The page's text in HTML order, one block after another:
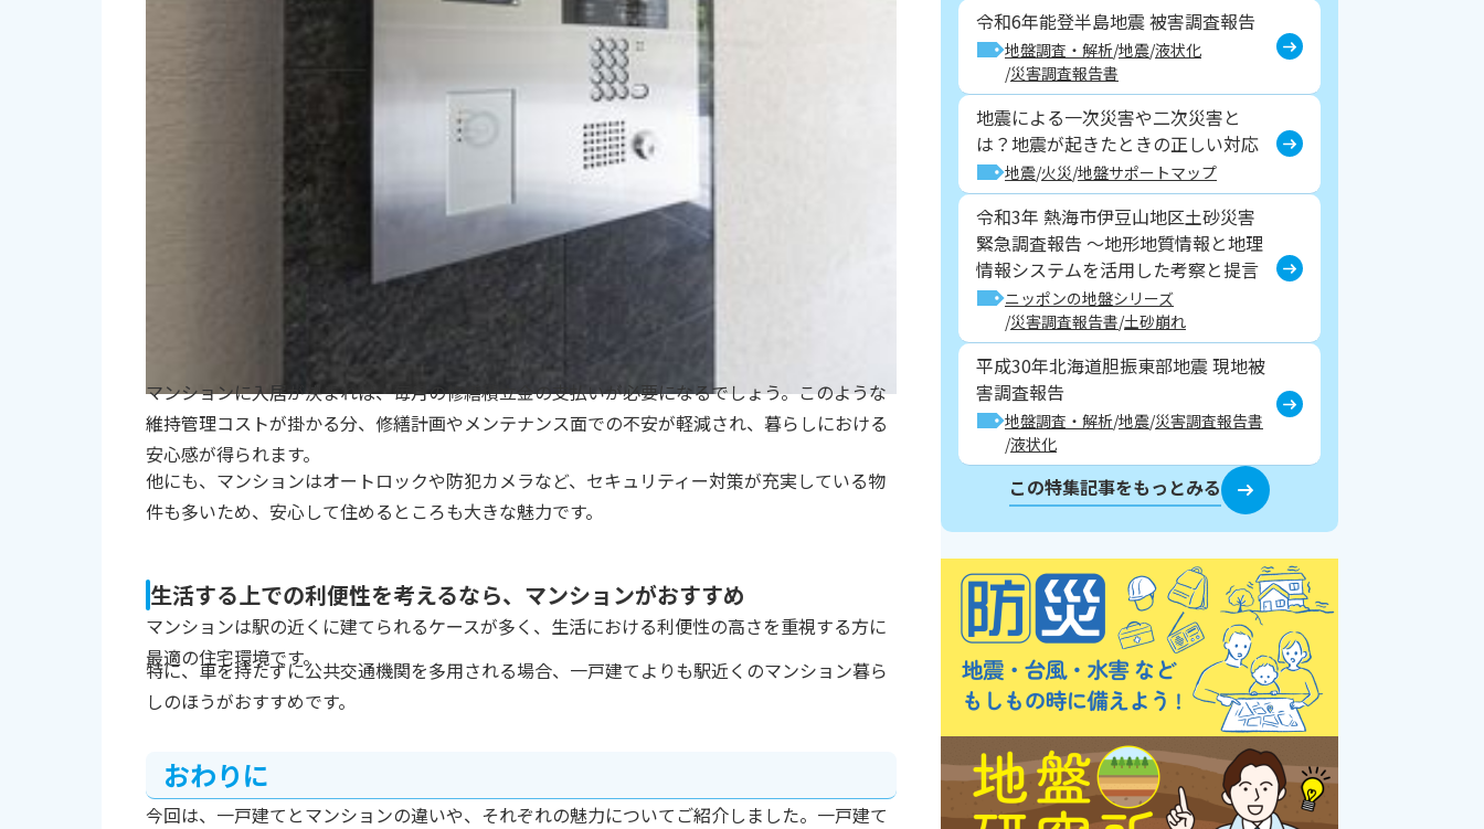
マンションに入居が決まれば、毎月の修繕積立金の支払いが必要になるでしょう。このような
維持管理コストが掛かる分、修繕計画やメンテナンス面での不安が軽減され、暮らしにおける
安心感が得られます。
他にも、マンションはオートロックや防犯カメラなど、セキュリティー対策が充実している物
件も多いため、安心して住めるところも大きな魅力です。
生活する上での利便性を考えるなら、マンションがおすすめ
マンションは駅の近くに建てられるケースが多く、生活における利便性の高さを重視する方に
最適の住宅環境です。
特に、車を持たずに公共交通機関を多用される場合、一戸建てよりも駅近くのマンション暮ら
しのほうがおすすめです。
おわりに
今回は、一戸建てとマンションの違いや、それぞれの魅力についてご紹介しました。一戸建て
令和6年能登半島地震 被害調査報告
地盤調査・解析 地震 液状化
災害調査報告書
地震による一次災害や二次災害と
は？地震が起きたときの正しい対応
地震 火災 地盤サポートマップ
令和3年 熱海市伊豆山地区土砂災害
緊急調査報告 ～地形地質情報と地理
情報システムを活用した考察と提言
ニッポンの地盤シリーズ
災害調査報告書 土砂崩れ
平成30年北海道胆振東部地震 現地被
害調査報告
地盤調査・解析 地震 災害調査報告書
液状化
この特集記事をもっとみる